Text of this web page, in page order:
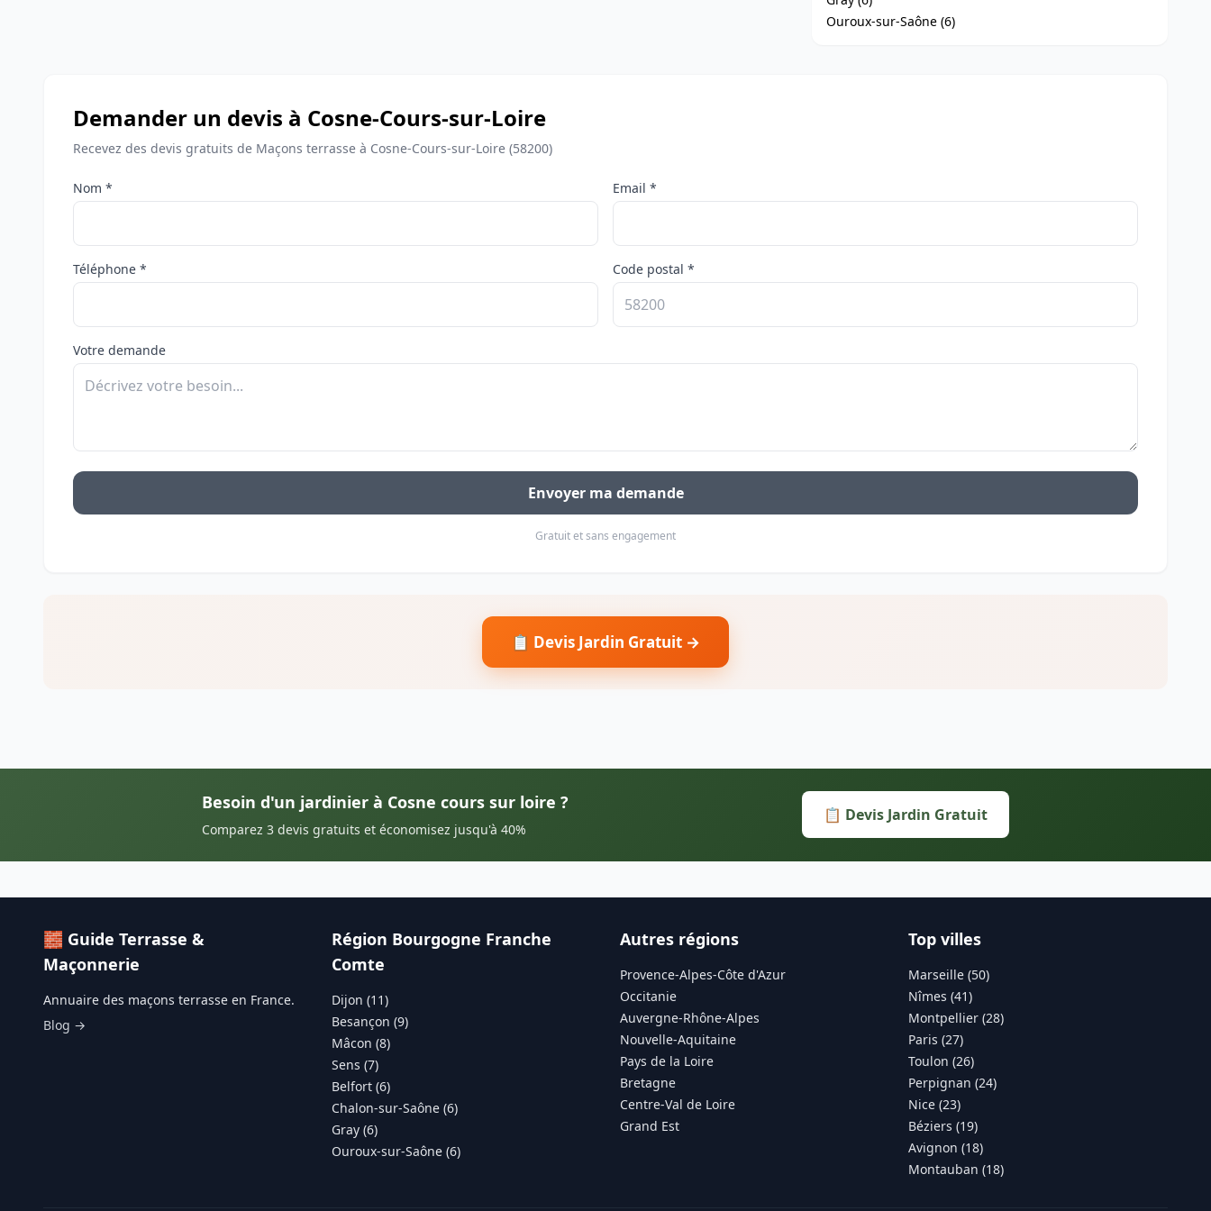
Ouroux-sur-Saône (6)
Demander un devis à Cosne-Cours-sur-Loire
Recevez des devis gratuits de Maçons terrasse à Cosne-Cours-sur-Loire (58200)
Nom * Email *
Téléphone * Code postal *
Votre demande
Envoyer ma demande
Gratuit et sans engagement
📋 Devis Jardin Gratuit →
Besoin d'un jardinier à Cosne cours sur loire ?
Comparez 3 devis gratuits et économisez jusqu'à 40%
📋 Devis Jardin Gratuit
🧱 Guide Terrasse &
Maçonnerie
Annuaire des maçons terrasse en France.
Blog →
Région Bourgogne Franche
Comte
Dijon (11)
Besançon (9)
Mâcon (8)
Sens (7)
Belfort (6)
Chalon-sur-Saône (6)
Gray (6)
Ouroux-sur-Saône (6)
Autres régions
Provence-Alpes-Côte d'Azur
Occitanie
Auvergne-Rhône-Alpes
Nouvelle-Aquitaine
Pays de la Loire
Bretagne
Centre-Val de Loire
Grand Est
Top villes
Marseille (50)
Nîmes (41)
Montpellier (28)
Paris (27)
Toulon (26)
Perpignan (24)
Nice (23)
Béziers (19)
Avignon (18)
Montauban (18)